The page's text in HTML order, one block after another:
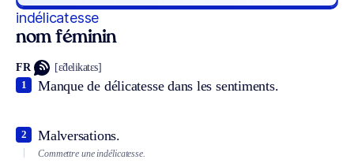
indélicatesse
nom féminin
FR [ɛ̃delikatɛs]
Manque de délicatesse dans les sentiments.
1
Malversations.
2
Commettre une indélicatesse.